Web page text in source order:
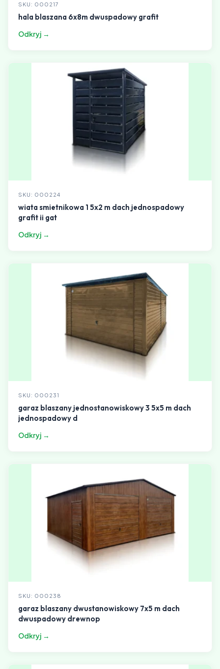
SKU: 000217
hala blaszana 6x8m dwuspadowy grafit
Odkryj →
SKU: 000224
wiata smietnikowa 1 5x2 m dach jednospadowy
grafit ii gat
Odkryj →
SKU: 000231
garaz blaszany jednostanowiskowy 3 5x5 m dach
jednospadowy d
Odkryj →
SKU: 000238
garaz blaszany dwustanowiskowy 7x5 m dach
dwuspadowy drewnop
Odkryj →